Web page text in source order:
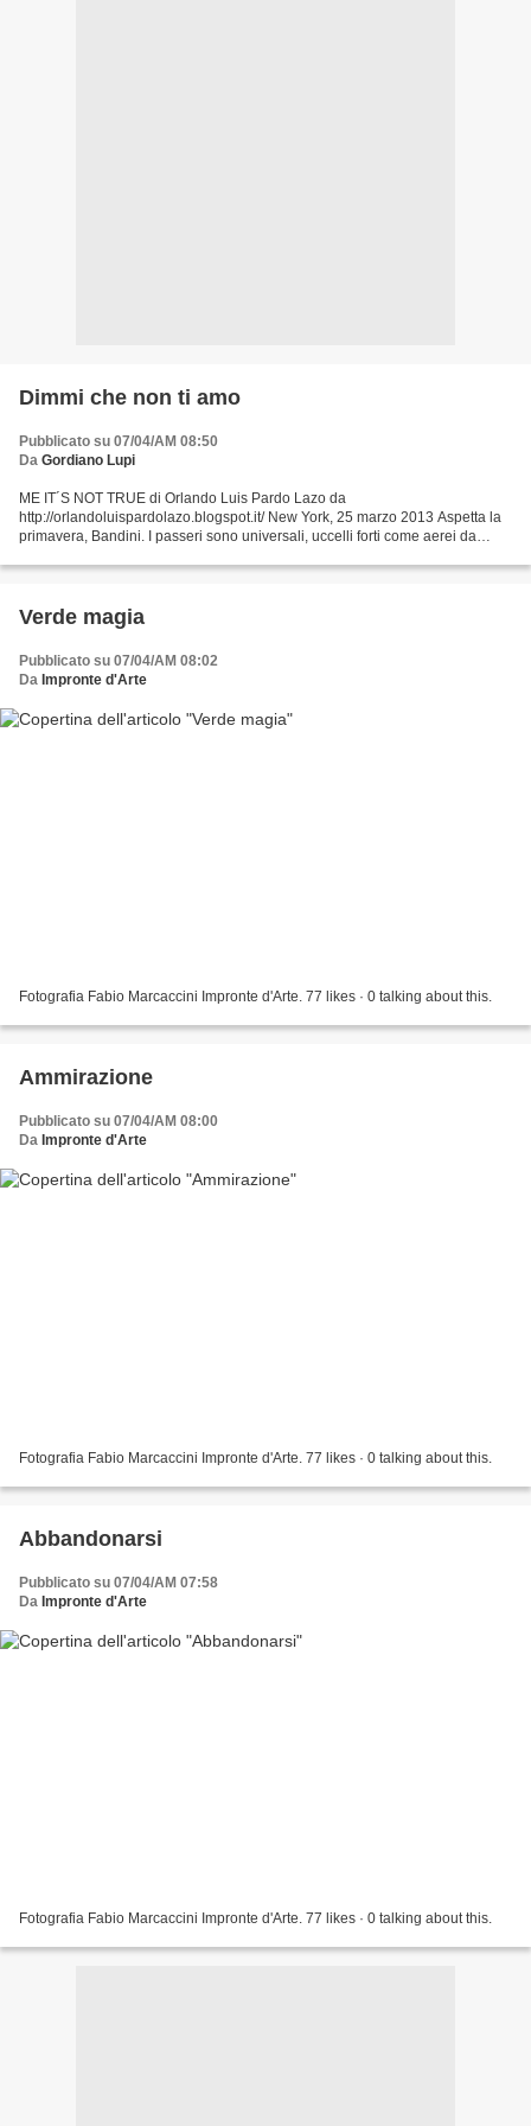
Dimmi che non ti amo
Pubblicato su 07/04/AM 08:50
Da Gordiano Lupi
ME IT´S NOT TRUE di Orlando Luis Pardo Lazo da
http://orlandoluispardolazo.blogspot.it/ New York, 25 marzo 2013 Aspetta la
primavera, Bandini. I passeri sono universali, uccelli forti come aerei da
Verde magia
Pubblicato su 07/04/AM 08:02
Da Impronte d'Arte
Fotografia Fabio Marcaccini Impronte d'Arte. 77 likes · 0 talking about this.
Ammirazione
Pubblicato su 07/04/AM 08:00
Da Impronte d'Arte
Fotografia Fabio Marcaccini Impronte d'Arte. 77 likes · 0 talking about this.
Abbandonarsi
Pubblicato su 07/04/AM 07:58
Da Impronte d'Arte
Fotografia Fabio Marcaccini Impronte d'Arte. 77 likes · 0 talking about this.